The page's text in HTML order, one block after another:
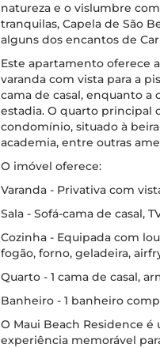
natureza e o vislumbre
tranquilas, Capela de São
alguns dos encantos de
Este apartamento oferece
varanda com vista para a
cama de casal, enquanto a
estadia. O quarto principal
condomínio, situado à
academia, entre outras
O imóvel oferece:
Varanda - Privativa com
Sala - Sofá-cama de casal,
Cozinha - Equipada com
fogão, forno, geladeira,
Quarto - 1 cama de casal,
Banheiro - 1 banheiro
O Maui Beach Residence
experiência memorável